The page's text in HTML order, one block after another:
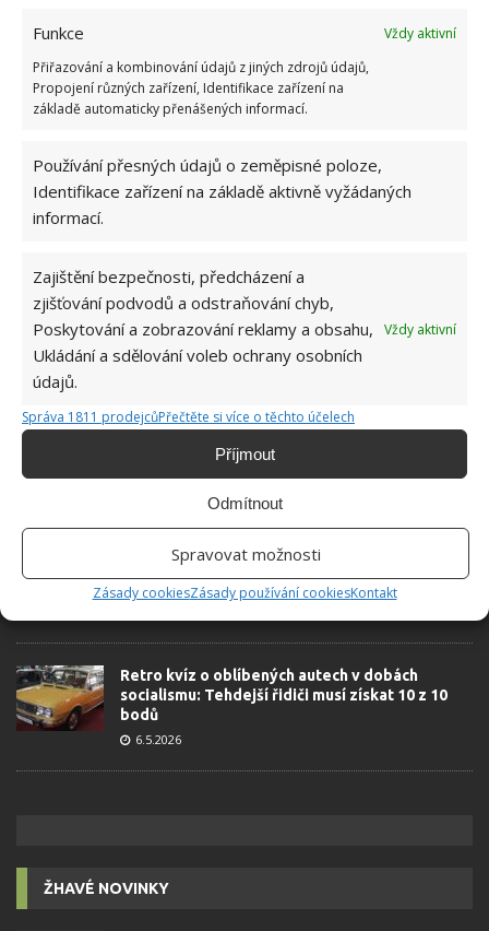
Funkce
Vždy aktivní
Přiřazování a kombinování údajů z jiných zdrojů údajů,
Propojení různých zařízení, Identifikace zařízení na
základě automaticky přenášených informací.
Používání přesných údajů o zeměpisné poloze,
Identifikace zařízení na základě aktivně vyžádaných
informací.
Zajištění bezpečnosti, předcházení a
zjišťování podvodů a odstraňování chyb,
Poskytování a zobrazování reklamy a obsahu,
Ukládání a sdělování voleb ochrany osobních
údajů.
Vždy aktivní
Správa 1811 prodejcůPřečtěte si více o těchto účelech
Příjmout
Odmítnout
Spravovat možnosti
Zásady cookiesZásady používání cookiesKontakt
OBLÍBENÉ ČLÁNKY
Pokuta až 10 000 Kč hrozí za nesprávné sekání i
nesekání trávy. Záleží i na prostředku a lokaci
Kdo je zažil, bez problému získá 12 ze 12 bodů
12.5.2026
Test znalostí o každodenní realitě za
komunismu: 10 retro otázek ukáže, kdo má
dobrý přehled
Retro kvíz o oblíbených autech v dobách
socialismu: Tehdejší řidiči musí získat 10 z 10
bodů
6.5.2026
ŽHAVÉ NOVINKY